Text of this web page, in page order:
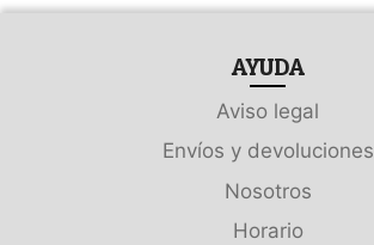
AYUDA
Aviso legal
Envíos y devoluciones
Nosotros
Horario